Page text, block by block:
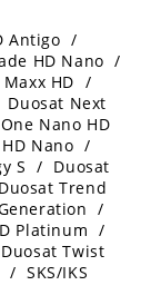
Antigo /
HD Nano /
HD /
Duosat Next
Nano HD
Nano /
S / Duosat
Duosat Trend
/
Platinum /
Duosat Twist
/ SKS/IKS